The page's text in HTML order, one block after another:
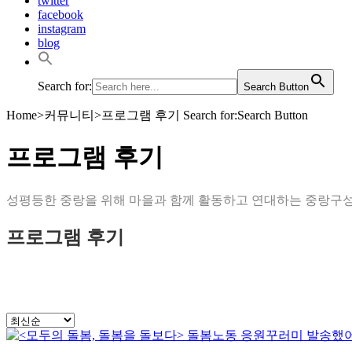
facebook
instagram
blog
Search for: Search Button
Home>커뮤니티 >프로그램 후기 Search for:Search Button
프로그램 후기
성평등한 중랑을 위해 마을과 함께 활동하고 연대하는 중랑구
프로그램 후기